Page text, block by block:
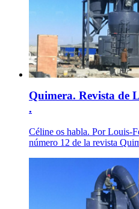
Quimera. Revista de
.
Céline os habla. Por Louis-
número 12 de la revista